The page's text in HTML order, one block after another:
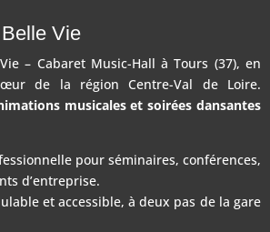
Vie
– Cabaret Music-Hall à Tours (37), en
de la région Centre-Val de Loire.
musicales et soirées dansantes
pour séminaires, conférences,
d’entreprise.
et accessible, à deux pas de la gare